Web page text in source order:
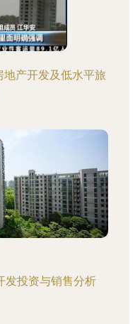
产开发及低水平旅
发投资与销售分析